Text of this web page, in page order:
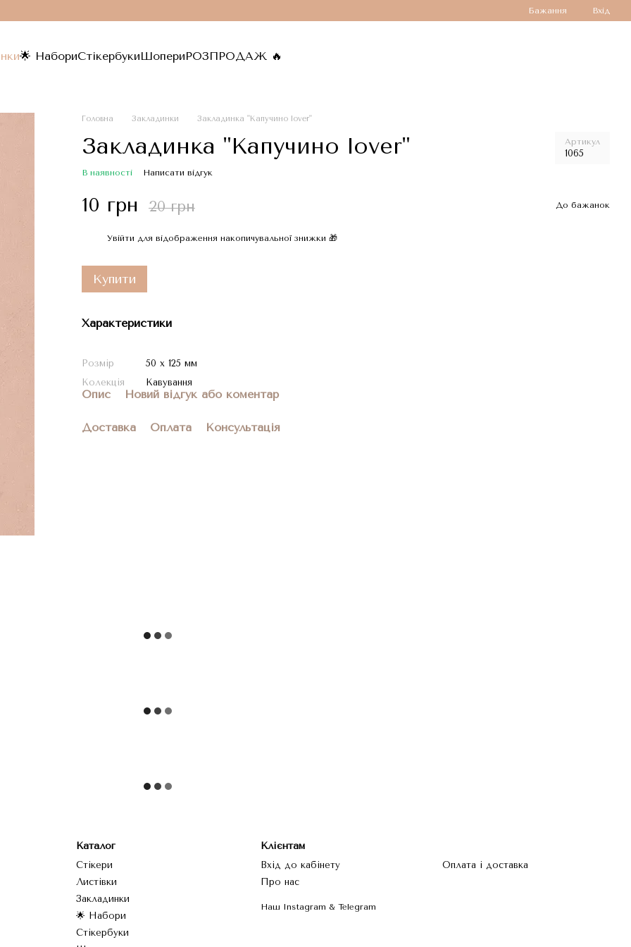
Бажання Вхід
🌟 НабориСтікербукиШопериРОЗПРОДАЖ 🔥
Головна Закладинки Закладинка "Капучино lover"
Закладинка "Капучино lover" Артикул
1065
В наявності Написати відгук
10 грн 20 грн До бажанок
Увійти для відображення накопичувальної знижки 🎁
Купити
Характеристики
Розмір
50 х 125 мм
Колекція
Кавування
Опис Новий відгук або коментар
Доставка Оплата Консультація
Каталог
Стікери
Листівки
Закладинки
🌟 Набори
Стікербуки
Клієнтам
Вхід до кабінету
Про нас
Оплата і доставка
Наш Іnstagram & Telegram